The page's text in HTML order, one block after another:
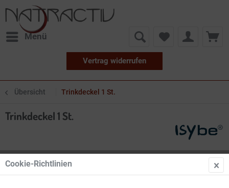
Menü
Vertrag widerrufen
Übersicht Trinkdeckel 1 St.
Trinkdeckel 1 St.
Cookie-Richtlinien